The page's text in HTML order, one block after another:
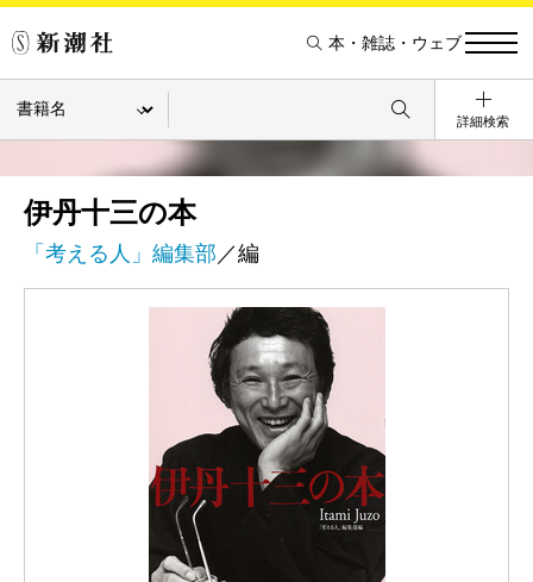
本・雑誌・ウェブ
詳細検索
伊丹十三の本
「考える人」編集部 ／編